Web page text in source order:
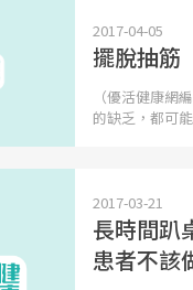
2017-04-05
擺脫抽
（優活健康網
的缺乏，都可
2017-03-21
長時間趴
患者不該